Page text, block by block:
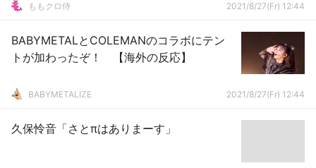
ももクロ侍 2021/8/27(Fr) 12:44
BABYMETALとCOLEMANのコラボにテン
トが加わったぞ！ 【海外の反応】
BABYMETALIZE 2021/8/27(Fr) 12:44
久保怜音「さとπはありまーす」